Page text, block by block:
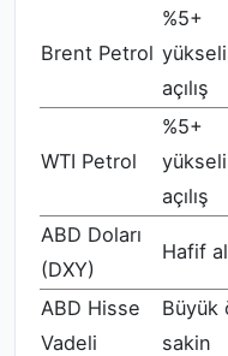
Brent Petrol
%5+
açılış
WTI Petrol
%5+
açılış
ABD Doları
(DXY)
Hafif
ABD Hisse
Vadeli
Büyük
sakin